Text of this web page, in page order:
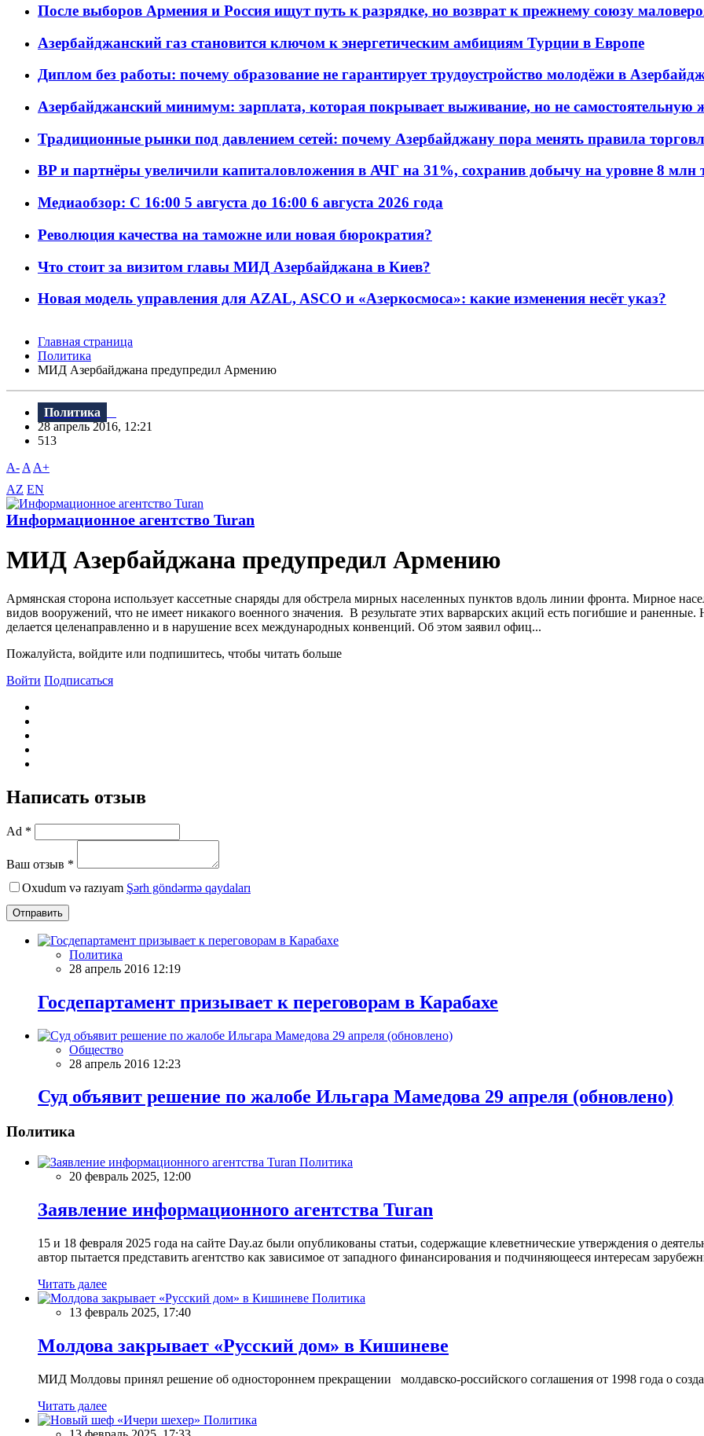
После выборов Армения и Россия ищут путь к разрядке, но возврат к прежнему союзу
Азербайджанский газ становится ключом к энергетическим амбициям Турции в Европе
Диплом без работы: почему образование не гарантирует трудоустройство молодёжи в
Азербайджанский минимум: зарплата, которая покрывает выживание, но не самостоятельную
Традиционные рынки под давлением сетей: почему Азербайджану пора менять правила
BP и партнёры увеличили капиталовложения в АЧГ на 31%, сохранив добычу на уровне 8 млн
Медиаобзор: С 16:00 5 августа до 16:00 6 августа 2026 года
Революция качества на таможне или новая бюрократия?
Что стоит за визитом главы МИД Азербайджана в Киев?
Новая модель управления для AZAL, ASCO и «Азеркосмоса»: какие изменения несёт указ?
Главная страница
Политика
МИД Азербайджана предупредил Армению
Политика
28 апрель 2016, 12:21
513
A- A A+
AZ EN
Информационное агентство Turan
МИД Азербайджана предупредил Армению
Армянская сторона использует кассетные снаряды для обстрела мирных населенных пунктов вдоль линии фронта. Мирное
видов вооружений, что не имеет никакого военного значения. В результате этих варварских акций есть погибшие и
делается целенаправленно и в нарушение всех международных конвенций. Об этом заявил офиц...
Пожалуйста, войдите или подпишитесь, чтобы читать больше
Войти Подписаться
Написать отзыв
Ad *
Ваш отзыв *
Oxudum və razıyam Şərh göndərmə qaydaları
Отправить
Политика
28 апрель 2016 12:19
Госдепартамент призывает к переговорам в Карабахе
Общество
28 апрель 2016 12:23
Суд объявит решение по жалобе Ильгара Мамедова 29 апреля (обновлено)
Политика
Политика
20 февраль 2025, 12:00
Заявление информационного агентства Turan
15 и 18 февраля 2025 года на сайте Day.az были опубликованы статьи, содержащие клеветнические утверждения о
автор пытается представить агентство как зависимое от западного финансирования и подчиняющееся интересам
Читать далее
Политика
13 февраль 2025, 17:40
Молдова закрывает «Русский дом» в Кишиневе
МИД Молдовы принял решение об одностороннем прекращении молдавско-российского соглашения от 1998 года о
Читать далее
Политика